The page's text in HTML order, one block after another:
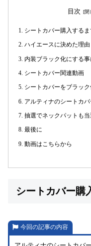
目次
シートカバー購入するま
ハイエースに決めた理由
内装ブラック化にする事
シートカバー関連動画
シートカバーをブラック
アルティナのシートカ
抽選でネックパットも
最後に
動画はこちらから
シートカバー購
今回の記事の内容